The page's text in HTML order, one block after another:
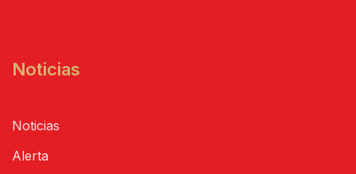
Noticias
Noticias
Alerta